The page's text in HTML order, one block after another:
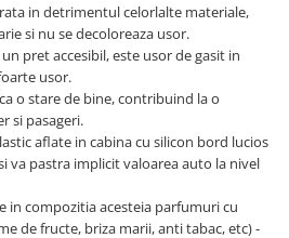
in detrimentul celorlalte materiale,
si nu se decoloreaza usor.
pret accesibil, este usor de gasit in
usor.
o stare de bine, contribuind la o
si pasageri.
aflate in cabina cu silicon bord lucios
va pastra implicit valoarea auto la nivel
in compozitia acesteia parfumuri cu
de fructe, briza marii, anti tabac, etc) -